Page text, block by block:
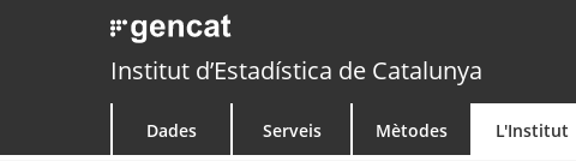
Institut d’Estadística de Catalunya
Dades Serveis Mètodes L'Institut